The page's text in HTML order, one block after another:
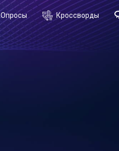
Опросы Кроссворды